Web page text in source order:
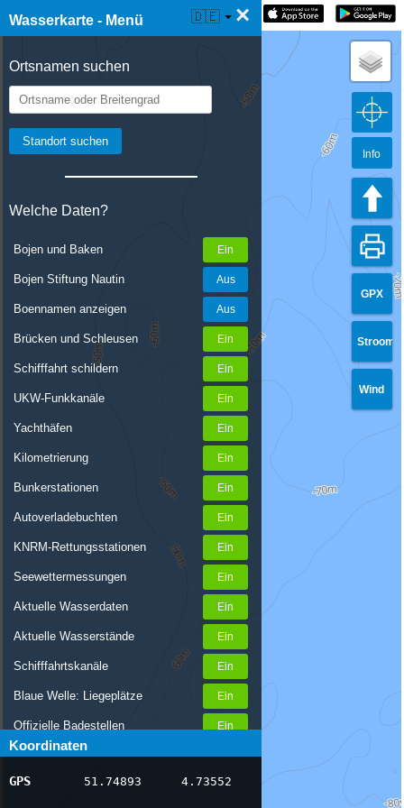
Wasserkarte - Menü ×
Ortsnamen suchen
Welche Daten?
Bojen und Baken
Bojen Stiftung Nautin
Boennamen anzeigen
Brücken und Schleusen
Schifffahrt schildern
UKW-Funkkanäle
Yachthäfen
Kilometrierung
Bunkerstationen
Autoverladebuchten
KNRM-Rettungsstationen
Seewettermessungen
Aktuelle Wasserdaten
Aktuelle Wasserstände
Schifffahrtskanäle
Blaue Welle: Liegeplätze
Offizielle Badestellen
Nachrichten Binnenschifffahrt
AIS-Schiffspositionen
Koordinaten
GPS 51.74893 4.73552
☰ Wasserkarte Live 🇩🇪
GPX
Stroom
Wind
Info